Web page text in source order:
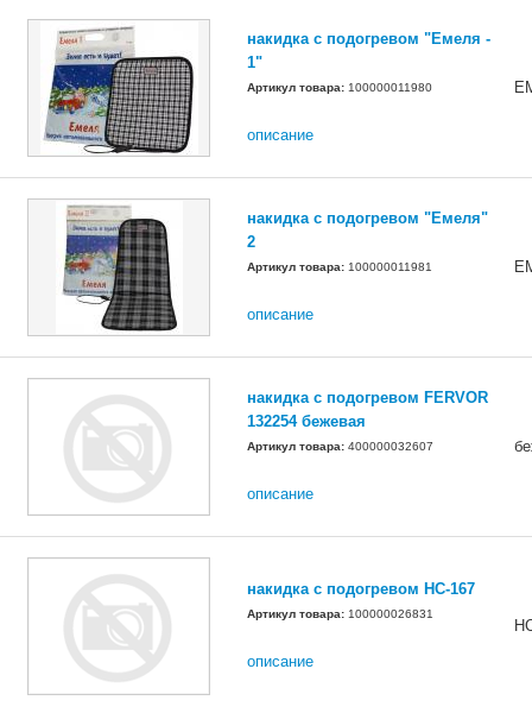
накидка с подогревом "Емеля -
1"
Артикул товара: 100000011980
описание
накидка с подогревом "Емеля"
2
Артикул товара: 100000011981
описание
накидка с подогревом FERVOR
132254 бежевая
Артикул товара: 400000032607
описание
накидка с подогревом HC-167
Артикул товара: 100000026831
описание